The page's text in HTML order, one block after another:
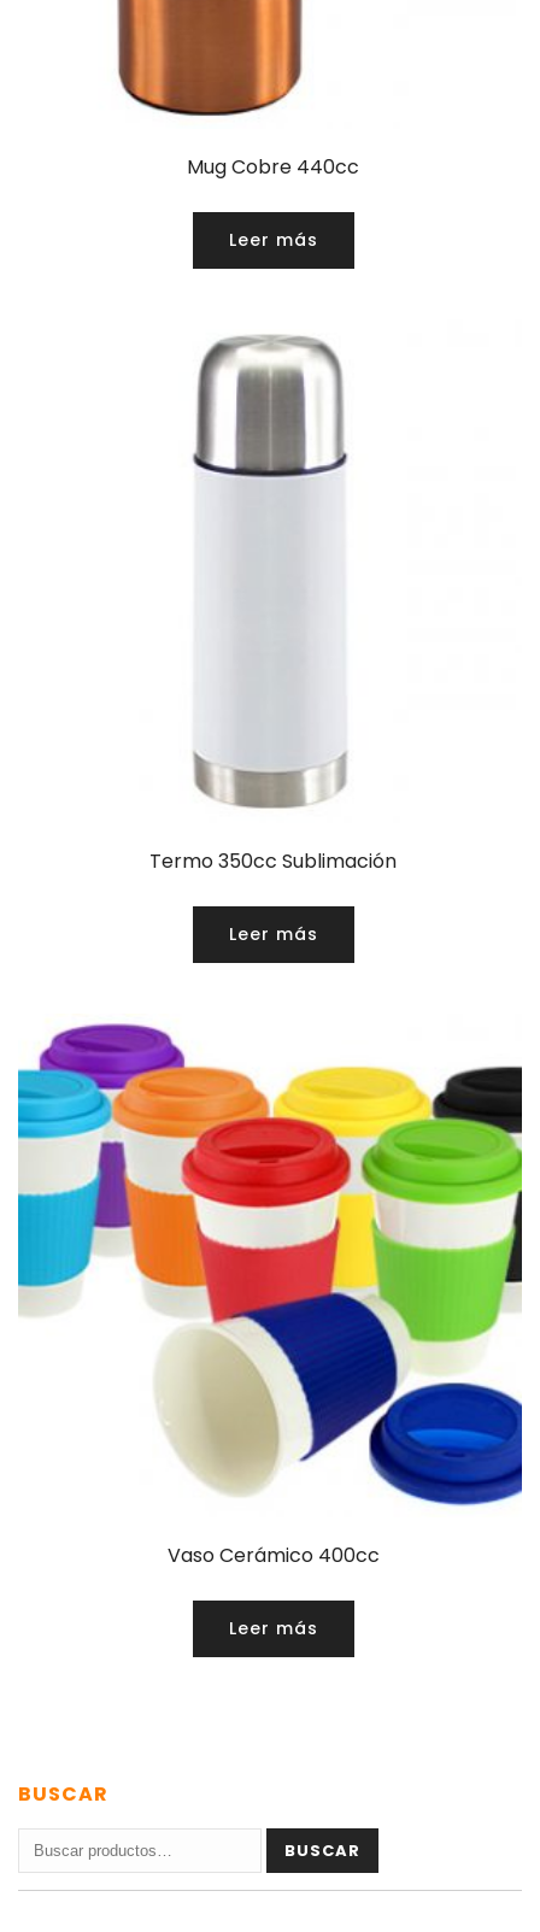
Mug Cobre 440cc
Leer más
Termo 350cc Sublimación
Leer más
Vaso Cerámico 400cc
Leer más
BUSCAR
Buscar
por:
BUSCAR